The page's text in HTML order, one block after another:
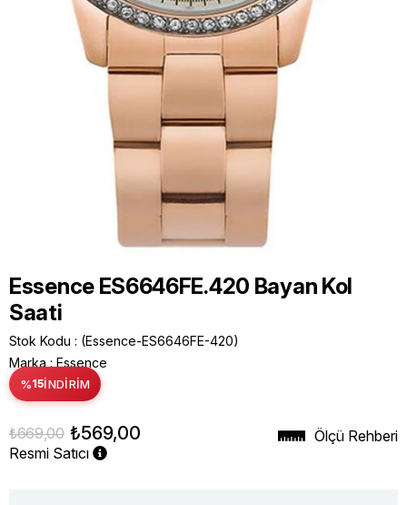
Essence ES6646FE.420 Bayan Kol
Saati
Stok Kodu
(Essence-ES6646FE-420)
Marka : Essence
%15İNDIRIM
₺669,00 ₺569,00
Resmi Satıcı
Ölçü Rehberi